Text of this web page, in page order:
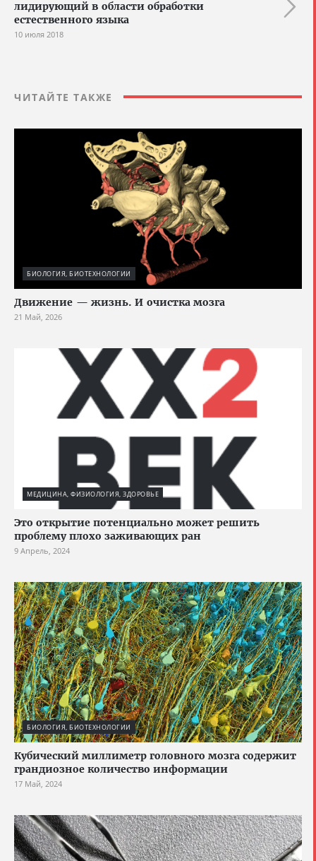
лидирующий в области обработки
естественного языка
10 июля 2018
ЧИТАЙТЕ ТАКЖЕ
БИОЛОГИЯ, БИОТЕХНОЛОГИИ
Движение — жизнь. И очистка мозга
21 Май, 2026
МЕДИЦИНА, ФИЗИОЛОГИЯ, ЗДОРОВЬЕ
Это открытие потенциально может решить
проблему плохо заживающих ран
9 Апрель, 2024
БИОЛОГИЯ, БИОТЕХНОЛОГИИ
Кубический миллиметр головного мозга содержит
грандиозное количество информации
17 Май, 2024